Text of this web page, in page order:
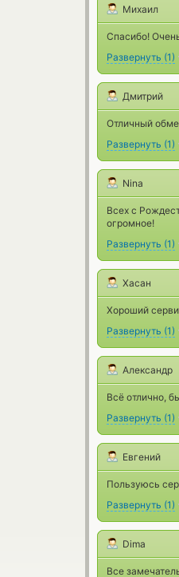
Михаил
Спасибо!
Развернуть (1)
Дмитрий
Отличный
Развернуть (1)
Nina
Всех с
огромное!
Развернуть (1)
Хасан
Хороший
Развернуть (1)
Александр
Всё отлично,
Развернуть (1)
Евгений
Пользуюсь
Развернуть (1)
Dima
Все